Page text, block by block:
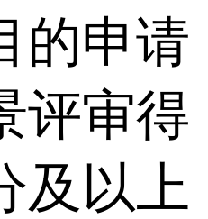
的申请
评审得
及以上